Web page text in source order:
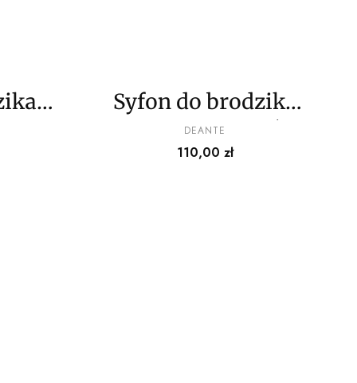
-
Syfon do brodzika
czyszczony od góry
PRODUCENT
DEANTE
Cena
110,00 zł